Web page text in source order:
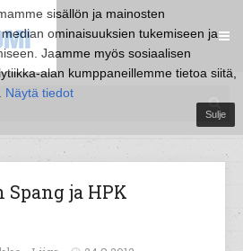
sisällön ja mainosten
ominaisuuksien tukemiseen ja
Jaamme myös sosiaalisen
alan kumppaneillemme tietoa siitä,
Näytä tiedot
Sulje
Spang ja HPK